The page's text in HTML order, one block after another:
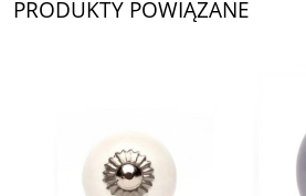
PRODUKTY POWIĄZANE